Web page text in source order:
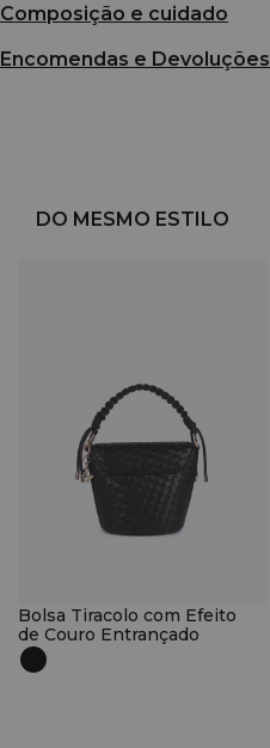
Composição e cuidado
Encomendas e Devoluções
DO MESMO ESTILO
Bolsa Tiracolo com Efeito
de Couro Entrançado